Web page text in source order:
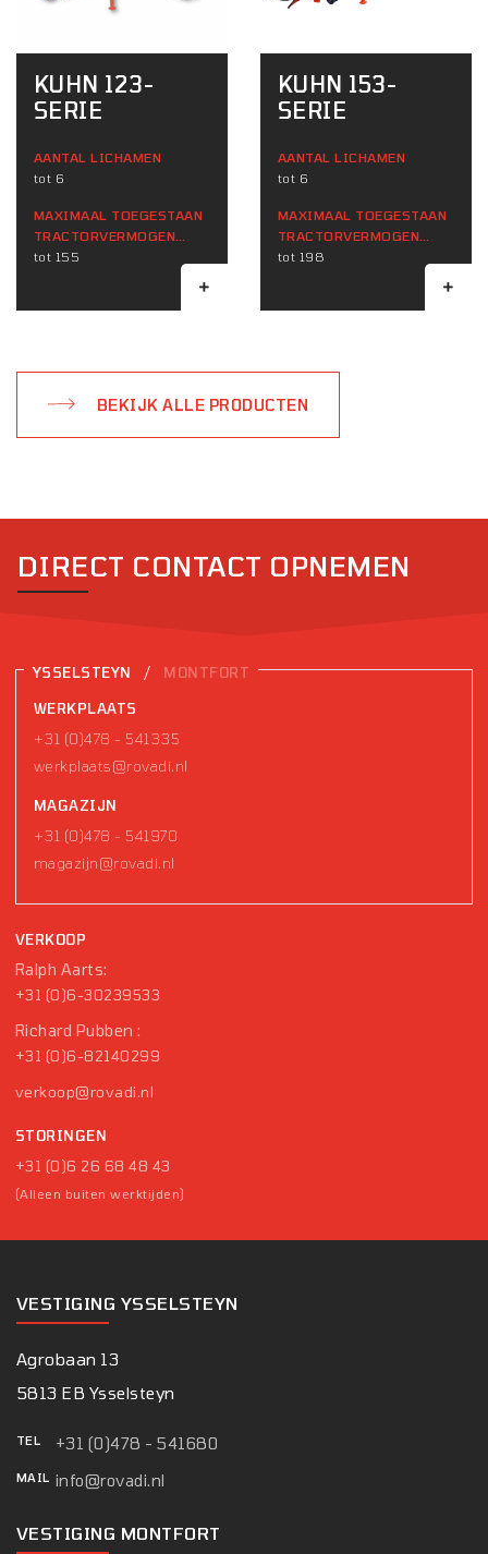
KUHN 123-
SERIE
AANTAL LICHAMEN
tot 6
MAXIMAAL TOEGESTAAN ​​
TRACTORVERMOGEN
(KW)
tot 155
KUHN 153-
SERIE
AANTAL LICHAMEN
tot 6
MAXIMAAL TOEGESTAAN ​​
TRACTORVERMOGEN
(KW)
tot 198
BEKIJK ALLE PRODUCTEN
DIRECT CONTACT OPNEMEN
YSSELSTEYN / MONTFORT
WERKPLAATS
+31 (0)478 - 541335
werkplaats@rovadi.nl
MAGAZIJN
+31 (0)478 - 541970
magazijn@rovadi.nl
VERKOOP
Ralph Aarts:
+31 (0)6-30239533
Richard Pubben :
+31 (0)6-82140299
verkoop@rovadi.nl
STORINGEN
+31 (0)6 26 68 48 43
(Alleen buiten werktijden)
VESTIGING YSSELSTEYN
Agrobaan 13
5813 EB Ysselsteyn
TEL +31 (0)478 - 541680
MAIL info@rovadi.nl
VESTIGING MONTFORT